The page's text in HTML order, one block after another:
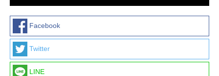
Facebook
Twitter
LINE